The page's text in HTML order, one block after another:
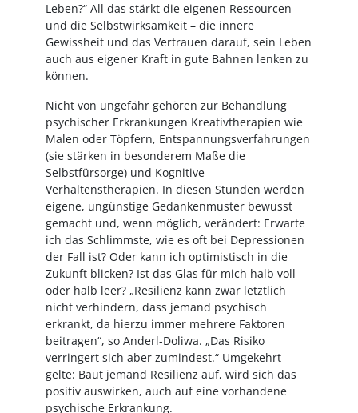
Leben?“ All das stärkt die eigenen Ressourcen
und die Selbstwirksamkeit – die innere
Gewissheit und das Vertrauen darauf, sein Leben
auch aus eigener Kraft in gute Bahnen lenken zu
können.
Nicht von ungefähr gehören zur Behandlung
psychischer Erkrankungen Kreativtherapien wie
Malen oder Töpfern, Entspannungsverfahrungen
(sie stärken in besonderem Maße die
Selbstfürsorge) und Kognitive
Verhaltenstherapien. In diesen Stunden werden
eigene, ungünstige Gedankenmuster bewusst
gemacht und, wenn möglich, verändert: Erwarte
ich das Schlimmste, wie es oft bei Depressionen
der Fall ist? Oder kann ich optimistisch in die
Zukunft blicken? Ist das Glas für mich halb voll
oder halb leer? „Resilienz kann zwar letztlich
nicht verhindern, dass jemand psychisch
erkrankt, da hierzu immer mehrere Faktoren
beitragen“, so Anderl-Doliwa. „Das Risiko
verringert sich aber zumindest.“ Umgekehrt
gelte: Baut jemand Resilienz auf, wird sich das
positiv auswirken, auch auf eine vorhandene
psychische Erkrankung.